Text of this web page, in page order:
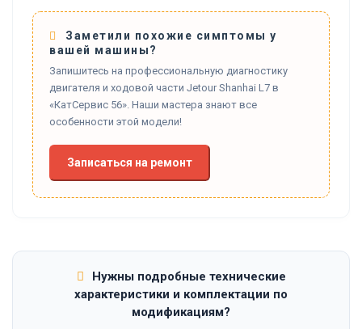
Заметили похожие симптомы у
вашей машины?
Запишитесь на профессиональную диагностику
двигателя и ходовой части Jetour Shanhai L7 в
«КатСервис 56». Наши мастера знают все
особенности этой модели!
Записаться на ремонт
Нужны подробные технические
характеристики и комплектации по
модификациям?